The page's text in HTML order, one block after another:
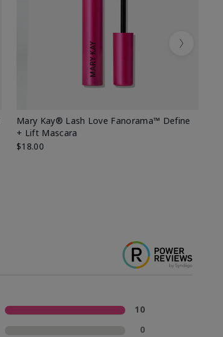
Mary Kay® Lash Love Fanorama™ Define
+ Lift Mascara
$18.00
Next
10
0